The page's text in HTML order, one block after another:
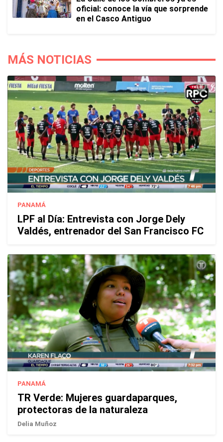
oficial: conoce la vía que sorprende
en el Casco Antiguo
MÁS NOTICIAS
PANAMÁ
LPF al Día: Entrevista con Jorge Dely
Valdés, entrenador del San Francisco FC
PANAMÁ
TR Verde: Mujeres guardaparques,
protectoras de la naturaleza
Delia Muñoz